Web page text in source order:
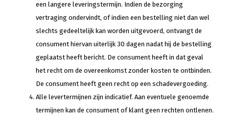
een langere leveringstermijn. Indien de bezorging
vertraging ondervindt, of indien een bestelling niet dan wel
slechts gedeeltelijk kan worden uitgevoerd, ontvangt de
consument hiervan uiterlijk 30 dagen nadat hij de bestelling
geplaatst heeft bericht. De consument heeft in dat geval
het recht om de overeenkomst zonder kosten te ontbinden.
De consument heeft geen recht op een schadevergoeding.
Alle levertermijnen zijn indicatief. Aan eventuele genoemde
termijnen kan de consument of klant geen rechten ontlenen.